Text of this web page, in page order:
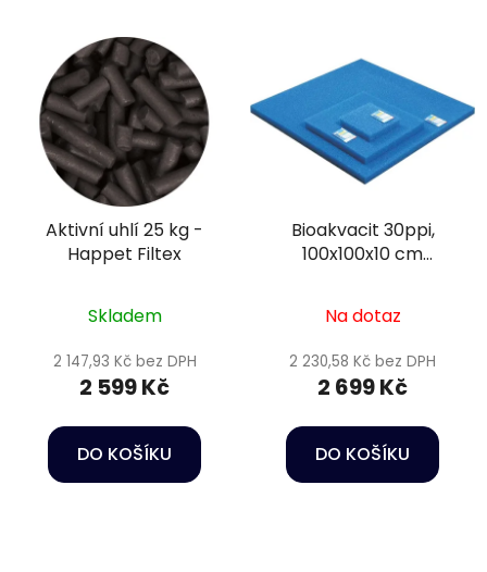
Aktivní uhlí 25 kg -
Happet Filtex
Skladem
2 147,93 Kč bez DPH
2 599 Kč
DO KOŠÍKU
Bioakvacit 30ppi,
100x100x10 cm
sponge
Na dotaz
2 230,58 Kč bez DPH
2 699 Kč
DO KOŠÍKU